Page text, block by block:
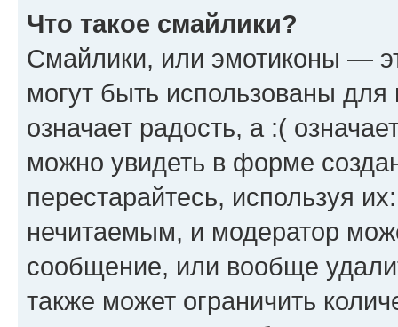
Что такое смайлики?
Смайлики, или эмотиконы —
могут быть использованы
означает радость, а :(
можно увидеть в форме
перестарайтесь, используя
нечитаемым, и модератор
сообщение, или вообще
также может ограничить